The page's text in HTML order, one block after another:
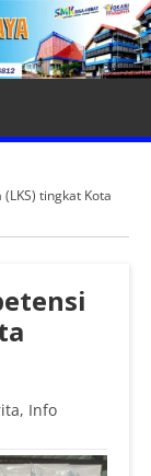
tingkat Kota
, Info